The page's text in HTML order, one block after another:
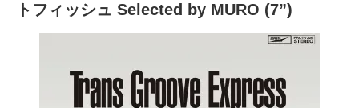
トフィッシュ Selected by MURO (7”)